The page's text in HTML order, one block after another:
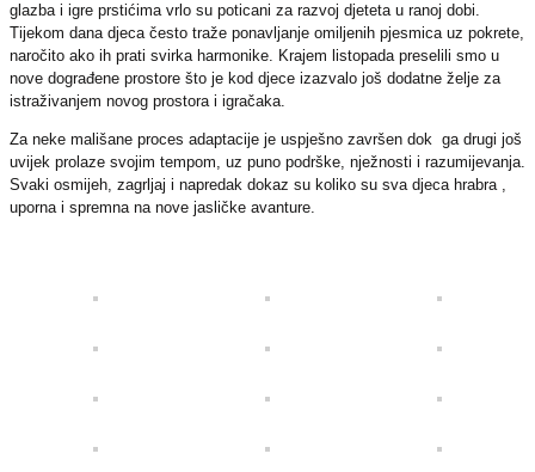
glazba i igre prstićima vrlo su poticani za razvoj djeteta u ranoj dobi.
Tijekom dana djeca često traže ponavljanje omiljenih pjesmica uz pokrete,
naročito ako ih prati svirka harmonike. Krajem listopada preselili smo u
nove dograđene prostore što je kod djece izazvalo još dodatne želje za
istraživanjem novog prostora i igračaka.
Za neke mališane proces adaptacije je uspješno završen dok ga drugi još
uvijek prolaze svojim tempom, uz puno podrške, nježnosti i razumijevanja.
Svaki osmijeh, zagrljaj i napredak dokaz su koliko su sva djeca hrabra ,
uporna i spremna na nove jasličke avanture.